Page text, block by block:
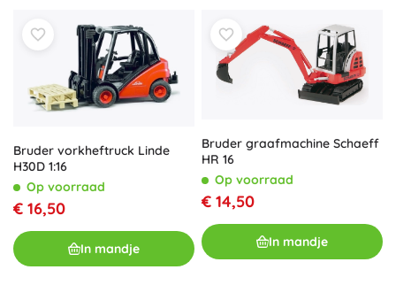
Bruder vorkheftruck Linde
H30D 1:16
Op voorraad
€ 16,50
In mandje
Bruder graafmachine Schaeff
HR 16
Op voorraad
€ 14,50
In mandje